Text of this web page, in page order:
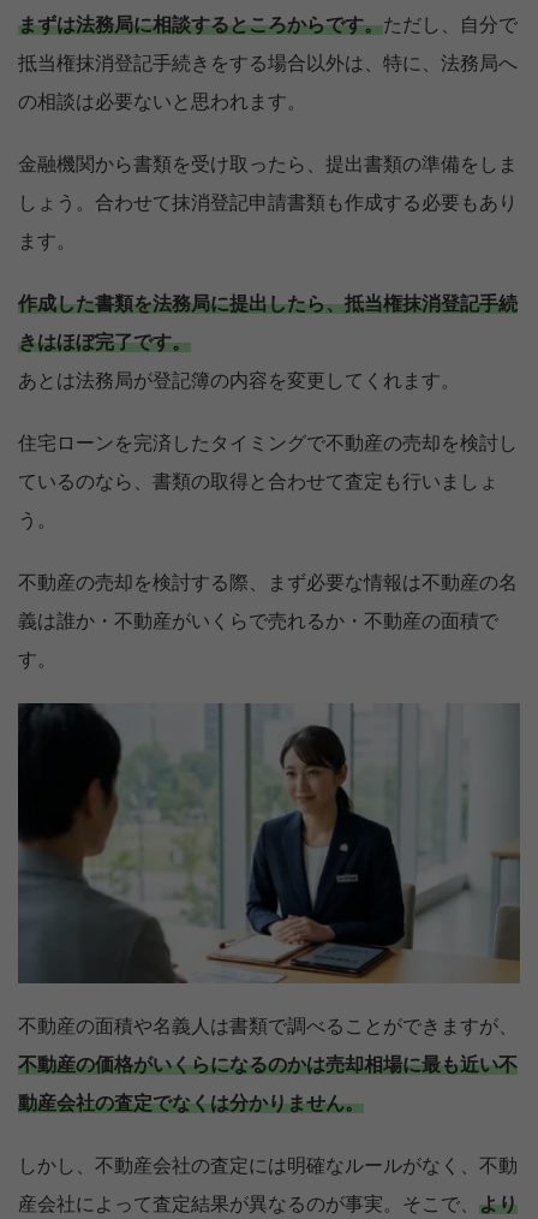
まずは法務局に相談するところからです。ただし、自分で
抵当権抹消登記手続きをする場合以外は、特に、法務局へ
の相談は必要ないと思われます。
金融機関から書類を受け取ったら、提出書類の準備をしま
しょう。合わせて抹消登記申請書類も作成する必要もあり
ます。
作成した書類を法務局に提出したら、抵当権抹消登記手続
きはほぼ完了です。
あとは法務局が登記簿の内容を変更してくれます。
住宅ローンを完済したタイミングで不動産の売却を検討し
ているのなら、書類の取得と合わせて査定も行いましょ
う。
不動産の売却を検討する際、まず必要な情報は不動産の名
義は誰か・不動産がいくらで売れるか・不動産の面積で
す。
不動産の面積や名義人は書類で調べることができますが、
不動産の価格がいくらになるのかは売却相場に最も近い不
動産会社の査定でなくは分かりません。
しかし、不動産会社の査定には明確なルールがなく、不動
産会社によって査定結果が異なるのが事実。そこで、 より